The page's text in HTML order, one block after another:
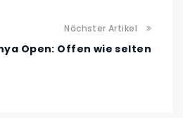
Nächster Artikel
Open: Offen wie selten